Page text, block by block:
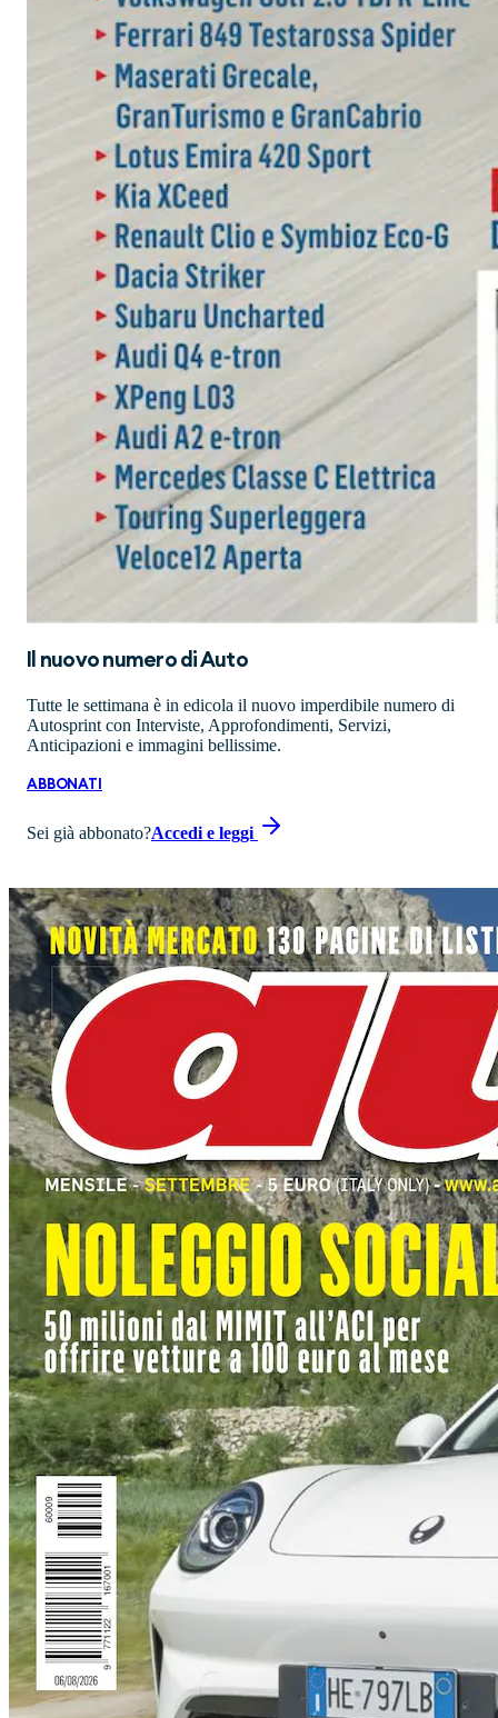
Il nuovo numero diAuto
Tutte le settimana è in edicola il nuovo imperdibile numero di
Autosprint con Interviste, Approfondimenti, Servizi,
Anticipazioni e immagini bellissime.
ABBONATI
Sei già abbonato?Accedi e leggi